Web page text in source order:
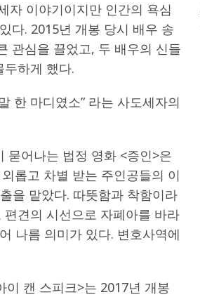
자 이야기이지만 인간의 욕심
다. 2015년 개봉 당시 배우 송
관심을 끌었고, 두 배우의 신들
하게 했다.
한 마디였소” 라는 사도세자의
묻어나는 법정 영화 <증인>은
롭고 차별 받는 주인공들의 이
을 맡았다. 따뜻함과 착함이라
견의 시선으로 자폐아를 바라
나름 의미가 있다. 변호사역에
이 캔 스피크>는 2017년 개봉